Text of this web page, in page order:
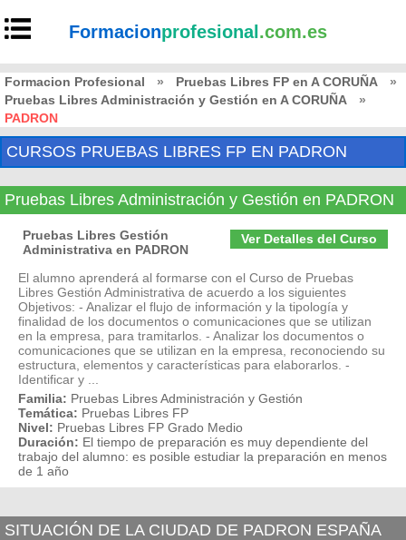
Formacionprofesional .com.es
Formacion Profesional » Pruebas Libres FP en A CORUÑA
»
Pruebas Libres Administración y Gestión en A CORUÑA
»
PADRON
CURSOS PRUEBAS LIBRES FP EN PADRON
Pruebas Libres Administración y Gestión en PADRON
Ver Detalles del Curso
Pruebas Libres Gestión
Administrativa en PADRON
El alumno aprenderá al formarse con el Curso de Pruebas
Libres Gestión Administrativa de acuerdo a los siguientes
Objetivos: - Analizar el flujo de información y la tipología y
finalidad de los documentos o comunicaciones que se utilizan
en la empresa, para tramitarlos. - Analizar los documentos o
comunicaciones que se utilizan en la empresa, reconociendo su
estructura, elementos y características para elaborarlos. -
Identificar y ...
Familia: Pruebas Libres Administración y Gestión
Temática: Pruebas Libres FP
Nivel: Pruebas Libres FP Grado Medio
Duración: El tiempo de preparación es muy dependiente del
trabajo del alumno: es posible estudiar la preparación en menos
de 1 año
SITUACIÓN DE LA CIUDAD DE PADRON ESPAÑA